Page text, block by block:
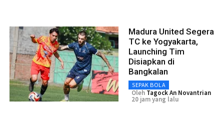
Madura United Segera
TC ke Yogyakarta,
Launching Tim
Disiapkan di
Bangkalan
SEPAK BOLA
Oleh Tagock An Novantrian
20 jam yang lalu